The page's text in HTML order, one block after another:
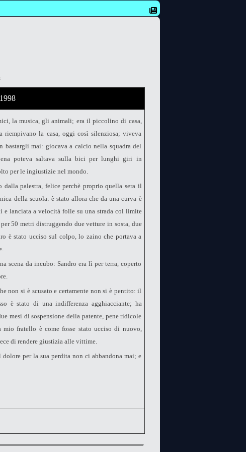
la musica, gli animali; era il piccolino di casa,
la casa, oggi così silenziosa; viveva
bastargli mai: giocava a calcio nella squadra del
poteva saltava sulla bici per lunghi giri in
per le ingiustizie nel mondo.
palestra, felice perchè proprio quella sera il
della scuola: è stato allora che da una curva è
e lanciata a velocità folle su una strada col limite
50 metri distruggendo due vetture in sosta, due
è stato ucciso sul colpo, lo zaino che portava a
scena da incubo: Sandro era lì per terra, coperto
non si è scusato e certamente non si è pentito: il
è stato di una indifferenza agghiacciante; ha
mesi di sospensione della patente, pene ridicole
fratello è come fosse stato ucciso di nuovo,
di rendere giustizia alle vittime.
per la sua perdita non ci abbandona mai; e